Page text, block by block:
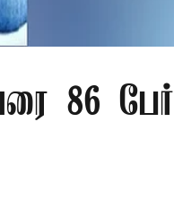
86 பேர்